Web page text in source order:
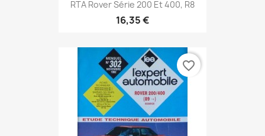
RTA Rover Série 200 Et 400, R8
16,35 €
favorite_border